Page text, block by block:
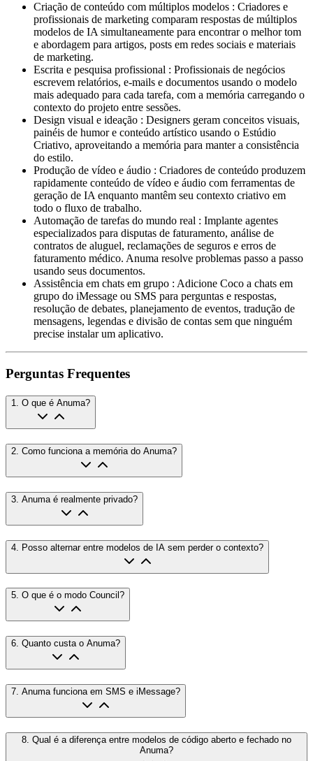
Criação de conteúdo com múltiplos modelos : Criadores e
profissionais de marketing comparam respostas de múltiplos
modelos de IA simultaneamente para encontrar o melhor tom
e abordagem para artigos, posts em redes sociais e materiais
de marketing.
Escrita e pesquisa profissional : Profissionais de negócios
escrevem relatórios, e-mails e documentos usando o modelo
mais adequado para cada tarefa, com a memória carregando o
contexto do projeto entre sessões.
Design visual e ideação : Designers geram conceitos visuais,
painéis de humor e conteúdo artístico usando o Estúdio
Criativo, aproveitando a memória para manter a consistência
do estilo.
Produção de vídeo e áudio : Criadores de conteúdo produzem
rapidamente conteúdo de vídeo e áudio com ferramentas de
geração de IA enquanto mantêm seu contexto criativo em
todo o fluxo de trabalho.
Automação de tarefas do mundo real : Implante agentes
especializados para disputas de faturamento, análise de
contratos de aluguel, reclamações de seguros e erros de
faturamento médico. Anuma resolve problemas passo a passo
usando seus documentos.
Assistência em chats em grupo : Adicione Coco a chats em
grupo do iMessage ou SMS para perguntas e respostas,
resolução de debates, planejamento de eventos, tradução de
mensagens, legendas e divisão de contas sem que ninguém
precise instalar um aplicativo.
Perguntas Frequentes
1. O que é Anuma?
2. Como funciona a memória do Anuma?
3 Anuma é realmente privado?
4 Posso alternar entre modelos de IA sem perder o contexto?
5. O que é o modo Council?
6. Quanto custa o Anuma?
7 Anuma funciona em SMS e iMessage?
8 Qual é a diferença entre modelos de código aberto e fechado no
Anuma?